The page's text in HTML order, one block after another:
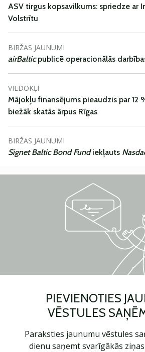
ASV tirgus kopsavilkums: spriedze ar
Volstrītu
BIRŽAS JAUNUMI
airBalticpublicē operacionālās
VIEDOKĻI
Mājokļu finansējums pieaudzis par 12
biežāk skatās ārpus Rīgas
BIRŽAS JAUNUMI
Signet Baltic Bond Fundiekļauts
PIEVIENOTIES
VĒSTULES
Paraksties jaunumu vēstules
dienu saņemt svarīgākās